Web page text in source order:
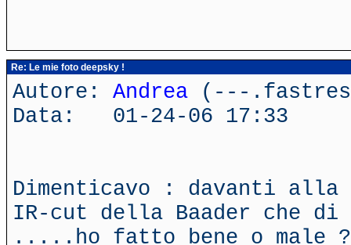
Re: Le mie foto deepsky !
Autore: Andrea (---
Data: 01-24-06 17:33
Dimenticavo : davanti
IR-cut della Baader che di
.....ho fatto bene o male ?